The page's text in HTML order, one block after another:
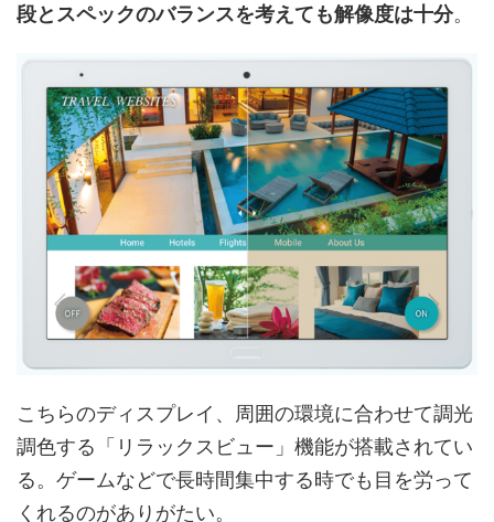
段とスペックのバランスを考えても解像度は十分。
こちらのディスプレイ、周囲の環境に合わせて調光
調色する「リラックスビュー」機能が搭載されてい
る。ゲームなどで長時間集中する時でも目を労って
くれるのがありがたい。